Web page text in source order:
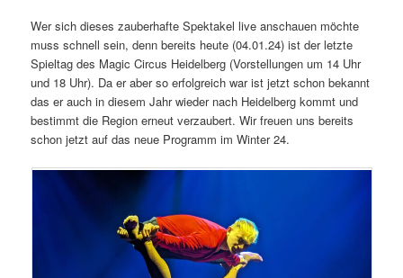
Wer sich dieses zauberhafte Spektakel live anschauen möchte
muss schnell sein, denn bereits heute (04.01.24) ist der letzte
Spieltag des Magic Circus Heidelberg (Vorstellungen um 14 Uhr
und 18 Uhr). Da er aber so erfolgreich war ist jetzt schon bekannt
das er auch in diesem Jahr wieder nach Heidelberg kommt und
bestimmt die Region erneut verzaubert. Wir freuen uns bereits
schon jetzt auf das neue Programm im Winter 24.